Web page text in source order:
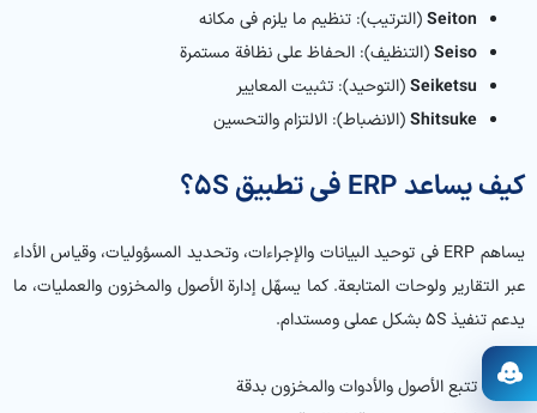
Seiton(الترتيب): تنظيم ما يلزم في مكانه
Seiso(التنظيف): الحفاظ على نظافة مستمرة
Seiketsu(التوحيد): تثبيت المعايير
Shitsuke(الانضباط): الالتزام والتحسين
كيف يساعد ERP في تطبيق 5S؟
يساهم ERP في توحيد البيانات والإجراءات، وتحديد المسؤوليات، وقياس الأداء
عبر التقارير ولوحات المتابعة. كما يسهّل إدارة الأصول والمخزون والعمليات، ما
يدعم تنفيذ 5S بشكل عملي ومستدام.
تتبع الأصول والأدوات والمخزون بدقة
فتح المساعد